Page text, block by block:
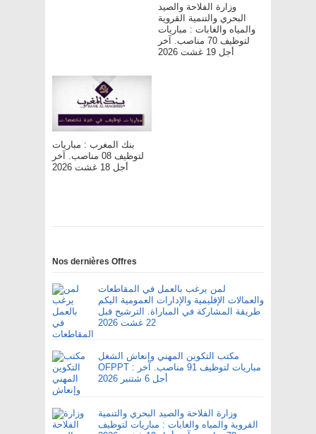
وزارة الفلاحة والصيد
البحري والتنمية القروية
والمياه والغابات : مباريات
لتوظيف 70 مناصب. آخر
أجل 19 غشت 2026
بنك المغرب : مباريات
لتوظيف 08 مناصب. آخر
أجل 18 غشت 2026
Nos dernières Offres
لمن يرغب بالعمل في المقاطعات
والعمالات الإقليمية والإدارات العمومية اليكم
طريقة المشاركة في المباراة. الترشيح قبل
22 غشت 2026
مكتب التكوين المهني وإنعاش الشغل
OFPPT : مباريات لتوظيف 91 مناصب. آخر
أجل 6 شتنبر 2026
وزارة الفلاحة والصيد البحري والتنمية
القروية والمياه والغابات : مباريات لتوظيف